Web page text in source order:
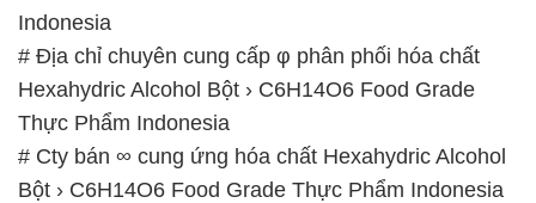
Indonesia
# Địa chỉ chuyên cung cấp φ phân phối hóa chất
Hexahydric Alcohol Bột › C6H14O6 Food Grade
Thực Phẩm Indonesia
# Cty bán ∞ cung ứng hóa chất Hexahydric Alcohol
Bột › C6H14O6 Food Grade Thực Phẩm Indonesia